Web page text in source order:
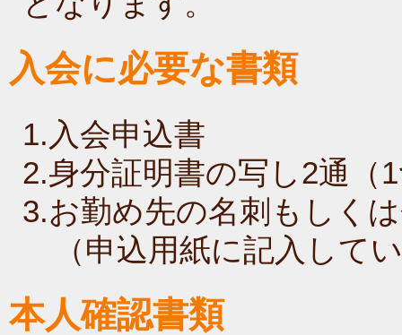
入会に必要な書類
1.入会申込書
2.身分証明書の写し2通（
3.お勤め先の名刺もしく
（申込用紙に記入して
本人確認書類